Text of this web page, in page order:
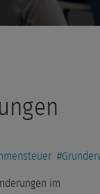
#
im